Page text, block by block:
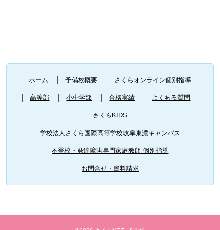
ホーム 予備校概要 さくらオンライン個別指導
高等部 小中学部 合格実績 よくある質問
さくらKIDS
学校法人さくら国際高等学校岐阜東濃キャンパス
不登校・発達障害専門家庭教師 個別指導
お問合せ・資料請求